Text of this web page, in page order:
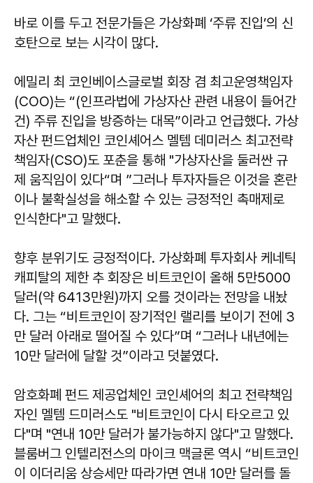
바로 이를 두고 전문가들은 가상화폐 ‘주류 진입’의 신
호탄으로 보는 시각이 많다.
에밀리 최 코인베이스글로벌 회장 겸 최고운영책임자
(COO)는 “(인프라법에 가상자산 관련 내용이 들어간
건) 주류 진입을 방증하는 대목”이라고 언급했다. 가상
자산 펀드업체인 코인셰어스 멜템 데미러스 최고전략
책임자(CSO)도 포춘을 통해 "가상자산을 둘러싼 규
제 움직임이 있다“며 ”그러나 투자자들은 이것을 혼란
이나 불확실성을 해소할 수 있는 긍정적인 촉매제로
인식한다"고 말했다.
향후 분위기도 긍정적이다. 가상화폐 투자회사 케네틱
캐피탈의 제한 추 회장은 비트코인이 올해 5만5000
달러(약 6413만원)까지 오를 것이라는 전망을 내놨
다. 그는 “비트코인이 장기적인 랠리를 보이기 전에 3
만 달러 아래로 떨어질 수 있다”며 “그러나 내년에는
10만 달러에 달할 것”이라고 덧붙였다.
암호화폐 펀드 제공업체인 코인셰어의 최고 전략책임
자인 멜템 드미러스도 "비트코인이 다시 타오르고 있
다"며 "연내 10만 달러가 불가능하지 않다"고 말했다.
블룸버그 인텔리전스의 마이크 맥글론 역시 “비트코인
이 이더리움 상승세만 따라가면 연내 10만 달러를 돌